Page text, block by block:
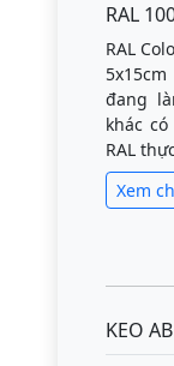
RAL
RAL
đang
khác
RAL
Xem
KEO